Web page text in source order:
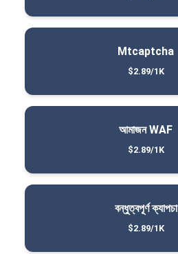
Mtcaptcha
$2.89/1K
আমাজন WAF
$2.89/1K
বন্ধুত্বপূর্ণ ক্যাপচা
$2.89/1K